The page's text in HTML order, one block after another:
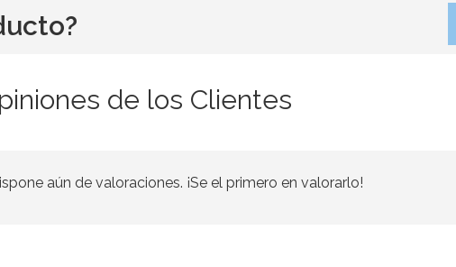
de los Clientes
aún de valoraciones. ¡Se el primero en valorarlo!